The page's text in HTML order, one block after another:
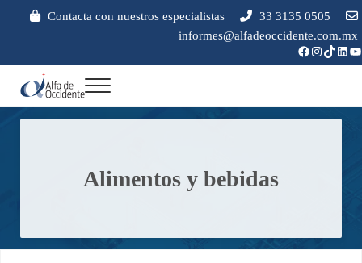
Saltar al contenido principal
Skip to header right navigation
Skip to site footer
Contacta con nuestros especialistas
33 3135 0505
informes@alfadeoccidente.com.mx
Facebook
Instagram
TikTok
Alfa de Occidente
Menu
Alimentos y bebidas